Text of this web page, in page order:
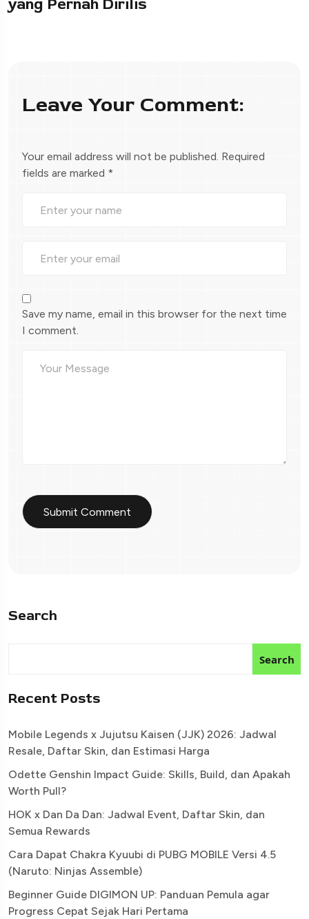
yang Pernah Dirilis
Leave Your Comment:
Your email address will not be published. Required
fields are marked *
Save my name, email in this browser for the next time
I comment.
Search
Search
Recent Posts
Mobile Legends x Jujutsu Kaisen (JJK) 2026: Jadwal
Resale, Daftar Skin, dan Estimasi Harga
Odette Genshin Impact Guide: Skills, Build, dan Apakah
Worth Pull?
HOK x Dan Da Dan: Jadwal Event, Daftar Skin, dan
Semua Rewards
Cara Dapat Chakra Kyuubi di PUBG MOBILE Versi 4.5
(Naruto: Ninjas Assemble)
Beginner Guide DIGIMON UP: Panduan Pemula agar
Progress Cepat Sejak Hari Pertama